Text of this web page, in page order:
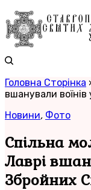
Головна Сторінка
вшанували
Новини, Фото
Спільна
Лаврі
Збройних